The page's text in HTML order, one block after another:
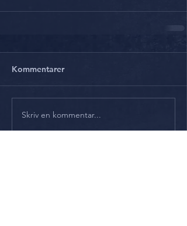
Kommentarer
Skriv en kommentar...